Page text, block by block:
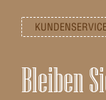
Bleiben